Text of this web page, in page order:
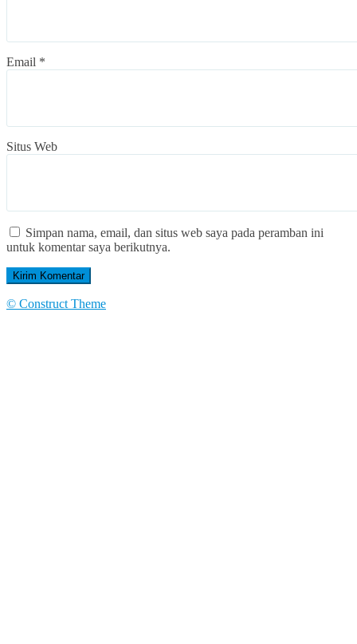
Email *
Situs Web
Simpan nama, email, dan situs web saya pada peramban ini
untuk komentar saya berikutnya.
© Construct Theme